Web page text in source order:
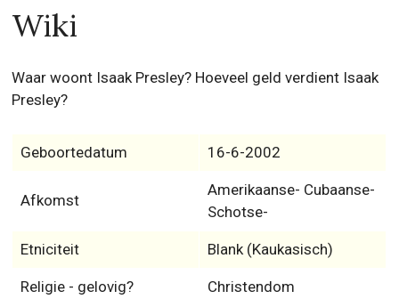
Wiki
Waar woont Isaak Presley? Hoeveel geld verdient Isaak
Presley?
Geboortedatum 16-6-2002
Afkomst
Amerikaanse- Cubaanse-
Schotse-
Etniciteit Blank (Kaukasisch)
Religie - gelovig? Christendom